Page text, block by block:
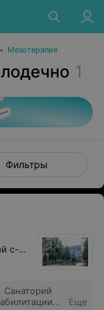
• Мезотерапия
1
Фильтры
Минск. обл., Молодеч. р-н, Радошковичский c-с, 1
Санаторий
Еще